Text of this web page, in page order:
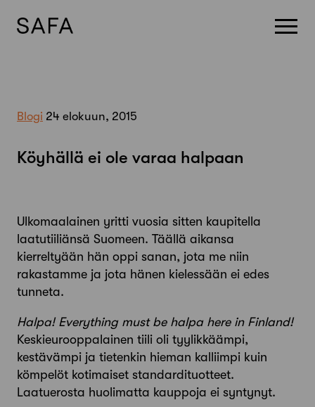
Blogi 24 elokuun, 2015
Köyhällä ei ole varaa halpaan
Ulkomaalainen yritti vuosia sitten kaupitella
laatutiiliänsä Suomeen. Täällä aikansa
kierreltyään hän oppi sanan, jota me niin
rakastamme ja jota hänen kielessään ei edes
tunneta.
Halpa! Everything must be halpa here in Finland!
Keskieurooppalainen tiili oli tyylikkäämpi,
kestävämpi ja tietenkin hieman kalliimpi kuin
kömpelöt kotimaiset standardituotteet.
Laatuerosta huolimatta kauppoja ei syntynyt.